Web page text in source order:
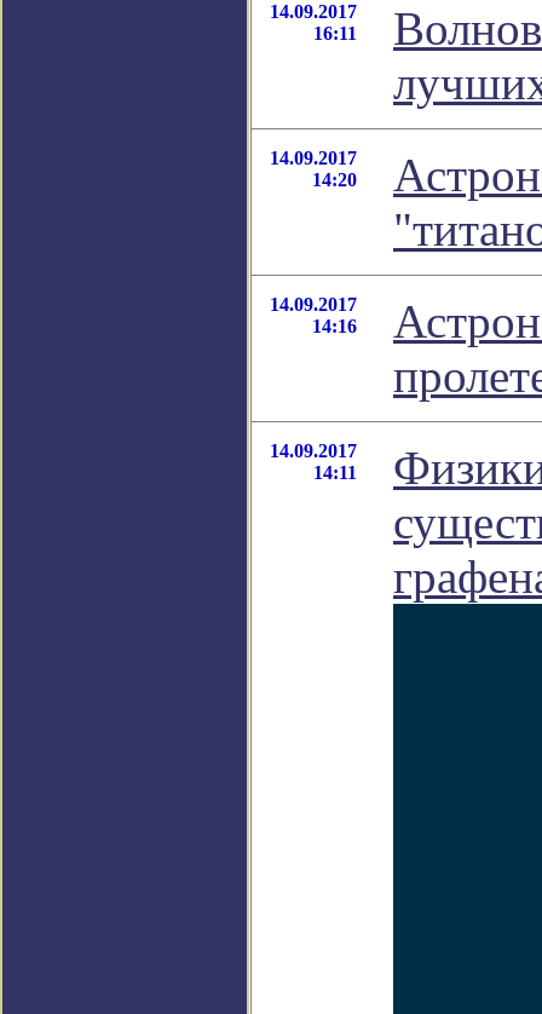
14.09.2017
16:11
14.09.2017
14:20
14.09.2017
14:16
14.09.2017
14:11